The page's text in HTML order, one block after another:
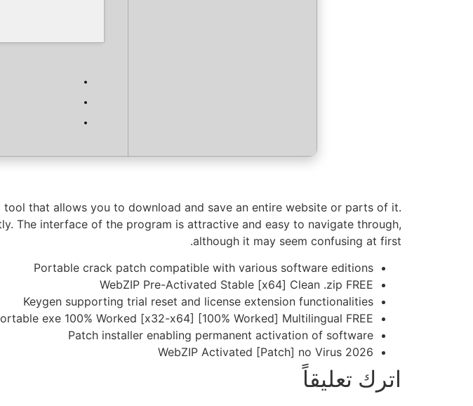
that allows you to download and save an entire website or parts of it.
The interface of the program is attractive and easy to navigate through,
although it may seem confusing at first.
Portable crack patch compatible with various software editions
WebZIP Pre-Activated Stable [x64] Clean .zip FREE
Keygen supporting trial reset and license extension functionalities
exe 100% Worked [x32-x64] [100% Worked] Multilingual FREE
Patch installer enabling permanent activation of software
WebZIP Activated [Patch] no Virus 2026
اترك تعليقاً